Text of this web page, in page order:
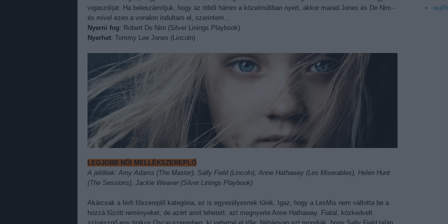
vigaszdíjat. Ha beleszámítjuk, hogy az ötből három a közelmúltban nyert, akkor marad Jones és De Niro -
és mivel ezen a vonalon indultam el, szerintem...
Nyerni fog: Robert De Niro (Silver Linings Playbook)
Nyerhet: Tommy Lee Jones (Lincoln)
LEGJOBB NŐI MELLÉKSZEREPLŐ
A jelöltek: Amy Adams (The Master), Sally Field (Lincoln), Anne Hathaway (Les Miserables), Helen Hunt
(The Sessions), Jackie Weaver (Silver Linings Playbook)
Akárcsak a férfi főszereplő kategória, ez is egyesélyesnek tűnik. Igaz, hogy a LesMis nem váltotta be a
hozzá fűzött reményeket, de azért amit lehetett, azt megnyerte Anne Hathaway. Fiatal, közkedvelt